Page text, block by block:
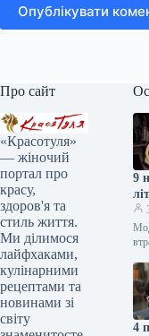
Опублікувати
Про сайт
«Красотуля»
— жіночий
портал про
красу,
здоров'я та
стиль життя.
Ми ділимося
лайфхаками,
кулінарними
рецептами та
новинами зі
світу
9
4